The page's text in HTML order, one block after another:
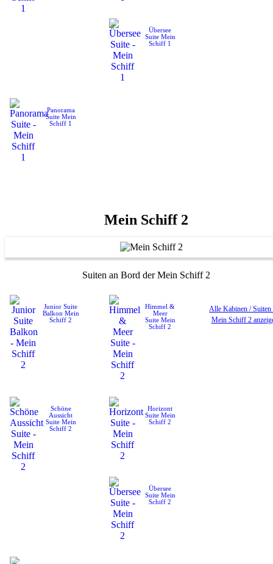
Übersee
SuiteMein
Schiff 1
Panorama
SuiteMein
Schiff 1
Mein Schiff 2
Suiten an Bord der Mein Schiff 2
Junior Suite
Balkon Mein
Schiff 2
Himmel &
Meer
SuiteMein
Schiff 2
Schöne
Aussicht
SuiteMein
Schiff 2
Horizont
SuiteMein
Schiff 2
Übersee
SuiteMein
Schiff 2
Alle Kabinen / Suiten
Mein Schiff 2